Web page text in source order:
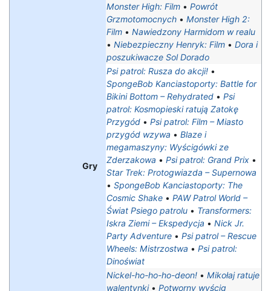
Monster High: Film • Powrót
Grzmotomocnych • Monster High 2:
Film • Nawiedzony Harmidom w realu
• Niebezpieczny Henryk: Film • Dora i
poszukiwacze Sol Dorado
Gry
Psi patrol: Rusza do akcji! •
SpongeBob Kanciastoporty: Battle for
Bikini Bottom – Rehydrated • Psi
patrol: Kosmopieski ratują Zatokę
Przygód • Psi patrol: Film – Miasto
przygód wzywa • Blaze i
megamaszyny: Wyścigówki ze
Zderzakowa • Psi patrol: Grand Prix •
Star Trek: Protogwiazda – Supernowa
• SpongeBob Kanciastoporty: The
Cosmic Shake • PAW Patrol World –
Świat Psiego patrolu • Transformers:
Iskra Ziemi – Ekspedycja • Nick Jr.
Party Adventure • Psi patrol – Rescue
Wheels: Mistrzostwa‎ • Psi patrol:
Dinoświat
Nickel-ho-ho-ho-deon! • Mikołaj ratuje
walentynki• Potworny wyścig